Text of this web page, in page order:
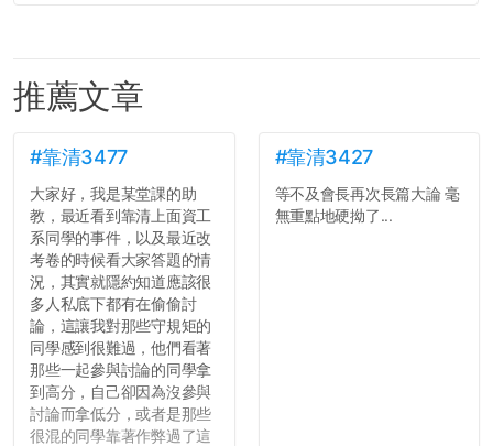
推薦文章
#靠清3477
大家好，我是某堂課的助
教，最近看到靠清上面資工
系同學的事件，以及最近改
考卷的時候看大家答題的情
況，其實就隱約知道應該很
多人私底下都有在偷偷討
論，這讓我對那些守規矩的
同學感到很難過，他們看著
那些一起參與討論的同學拿
到高分，自己卻因為沒參與
討論而拿低分，或者是那些
很混的同學靠著作弊過了這
#靠清3427
等不及會長再次長篇大論 毫
無重點地硬拗了...